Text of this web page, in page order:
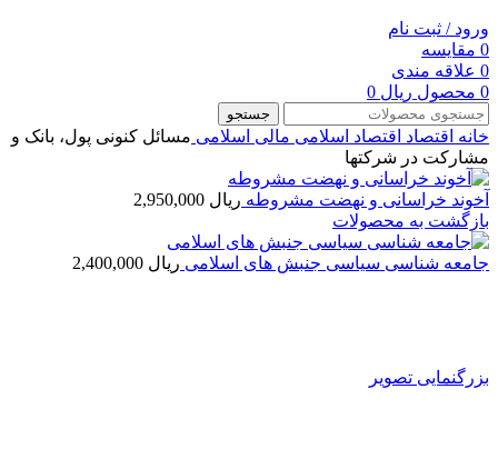
ورود / ثبت نام
0 مقایسه
0 علاقه مندی
0 محصول ریال
جستجو
خانه اقتصاد اقتصاد اسلامی مالی اسلامی مسائل کنونی پول، بانک و
مشارکت در شرکتها
آخوند خراسانی و نهضت مشروطه ریال
بازگشت به محصولات
جامعه شناسی سیاسی جنبش های اسلامی ریال
بزرگنمایی تصویر